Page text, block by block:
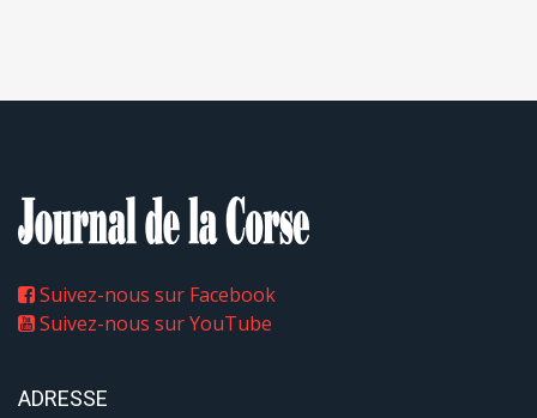
Suivez-nous sur Facebook
Suivez-nous sur YouTube
ADRESSE